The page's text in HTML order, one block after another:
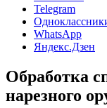
Telegram
WhatsApp
Яндекс.Дзен
Обработка
нарезного